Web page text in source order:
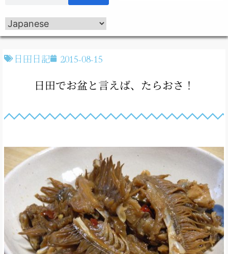
日田日記 2015-08-15
日田でお盆と言えば、たらおさ！